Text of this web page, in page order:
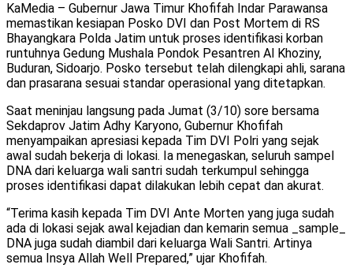
KaMedia – Gubernur Jawa Timur Khofifah Indar Parawansa
memastikan kesiapan Posko DVI dan Post Mortem di RS
Bhayangkara Polda Jatim untuk proses identifikasi korban
runtuhnya Gedung Mushala Pondok Pesantren Al Khoziny,
Buduran, Sidoarjo. Posko tersebut telah dilengkapi ahli, sarana
dan prasarana sesuai standar operasional yang ditetapkan.
Saat meninjau langsung pada Jumat (3/10) sore bersama
Sekdaprov Jatim Adhy Karyono, Gubernur Khofifah
menyampaikan apresiasi kepada Tim DVI Polri yang sejak
awal sudah bekerja di lokasi. Ia menegaskan, seluruh sampel
DNA dari keluarga wali santri sudah terkumpul sehingga
proses identifikasi dapat dilakukan lebih cepat dan akurat.
“Terima kasih kepada Tim DVI Ante Morten yang juga sudah
ada di lokasi sejak awal kejadian dan kemarin semua _sample_
DNA juga sudah diambil dari keluarga Wali Santri. Artinya
semua Insya Allah Well Prepared,” ujar Khofifah.